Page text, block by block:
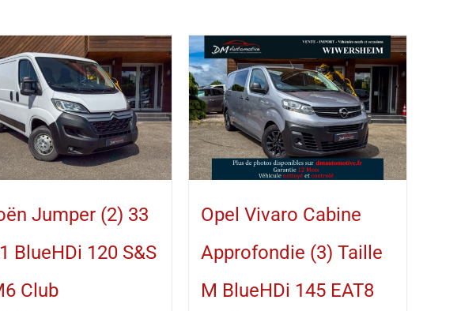
Jumper (2) 33
BlueHDi 120 S&S
Club
Opel Vivaro Cabine
Approfondie (3) Taille
M BlueHDi 145 EAT8